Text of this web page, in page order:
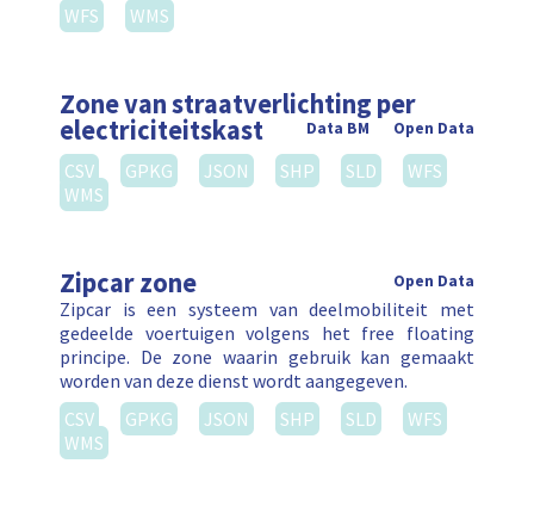
WFS
WMS
Zone van straatverlichting per
electriciteitskast Open Data
Data BM
CSV GPKG JSON SHP SLD
WFS
WMS
Zipcar zone Open Data
Zipcar is een systeem van deelmobiliteit met
gedeelde voertuigen volgens het free floating
principe. De zone waarin gebruik kan gemaakt
worden van deze dienst wordt aangegeven.
CSV
GPKG JSON SHP SLD
WFS
WMS